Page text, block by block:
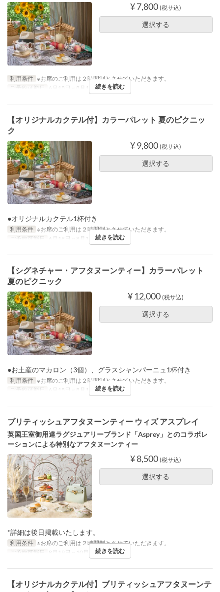
¥ 7,800 (税サ込)
選択する
利用条件 ※お席のご利用は２時間制とさせていただきます。
ご予約可能日
6月18日 ~ 8月18日続きを読む
【オリジナルカクテル付】カラーパレット 夏のピクニッ
ク
¥ 9,800 (税サ込)
選択する
●オリジナルカクテル1杯付き
利用条件 ※お席のご利用は２時間制とさせていただきます。
ご予約可能日
6月18日 ~ 8月18日続きを読む
【シグネチャー・アフタヌーンティー】カラーパレット
夏のピクニック
¥ 12,000 (税サ込)
選択する
●お土産のマカロン（3個）、グラスシャンパーニュ1杯付き
利用条件 ※お席のご利用は２時間制とさせていただきます。
ご予約可能日
6月18日 ~ 8月18日続きを読む
ブリティッシュアフタヌーンティー ウィズ アスプレイ
英国王室御用達ラグジュアリーブランド「Asprey」とのコラボレ
ーションによる特別なアフタヌーンティー
¥ 8,500 (税サ込)
選択する
*詳細は後日掲載いたします。
利用条件 ※お席のご利用は２時間制とさせていただきます。
ご予約可能日
8月19日 ~ 10月14日続きを読む
【オリジナルカクテル付】ブリティッシュアフタヌーンテ